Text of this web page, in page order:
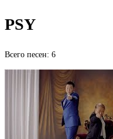
PSY
Всего песен: 6